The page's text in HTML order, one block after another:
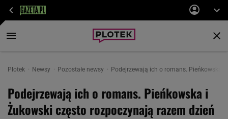
Plotek Newsy Pozostałe newsy Podejrzewają ich o romans. Pieńkowska
Podejrzewają ich o romans. Pieńkowska i
Żukowski często rozpoczynają razem dzień